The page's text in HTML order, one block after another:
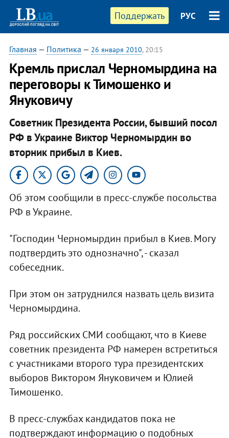
Поддержать РУС
Главная — Политика — 26 января 2010, 20:15
Кремль прислал Черномырдина на
переговоры к Тимошенко и
Януковичу
Советник Президента России, бывший посол
РФ в Украине Виктор Черномырдин во
вторник прибыл в Киев.
Об этом сообщили в пресс-службе посольства
РФ в Украине.
"Господин Черномырдин прибыл в Киев. Могу
подтвердить это однозначно", - сказал
собеседник.
При этом он затруднился назвать цель визита
Черномырдина.
Ряд российских СМИ сообщают, что в Киеве
советник президента РФ намерен встретиться
с участниками второго тура президентских
выборов Виктором Януковичем и Юлией
Тимошенко.
В пресс-службах кандидатов пока не
подтверждают информацию о подобных